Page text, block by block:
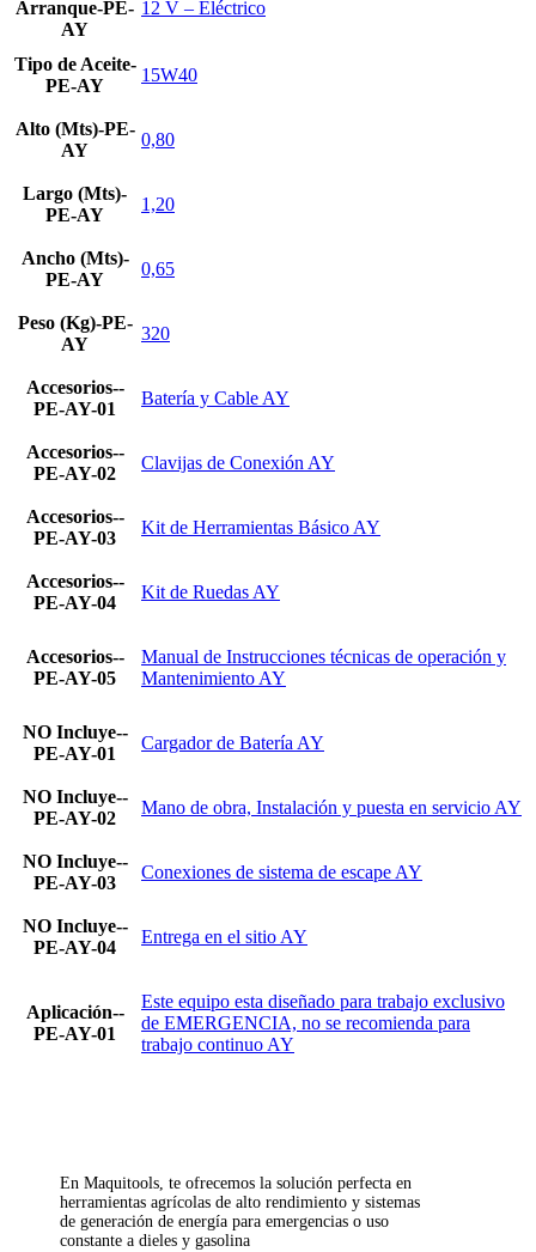
Arranque-PE-
AY
12 V – Eléctrico
Tipo de Aceite-
PE-AY
15W40
Alto (Mts)-PE-
AY
0,80
Largo (Mts)-
PE-AY
1,20
Ancho (Mts)-
PE-AY
0,65
Peso (Kg)-PE-
AY
320
Accesorios--
PE-AY-01
Batería y Cable AY
Accesorios--
PE-AY-02
Clavijas de Conexión AY
Accesorios--
PE-AY-03
Kit de Herramientas Básico AY
Accesorios--
PE-AY-04
Kit de Ruedas AY
Accesorios--
PE-AY-05
Manual de Instrucciones técnicas de operación y
Mantenimiento AY
NO Incluye--
PE-AY-01
Cargador de Batería AY
NO Incluye--
PE-AY-02
Mano de obra, Instalación y puesta en servicio AY
NO Incluye--
PE-AY-03
Conexiones de sistema de escape AY
NO Incluye--
PE-AY-04
Entrega en el sitio AY
Aplicación--
PE-AY-01
Este equipo esta diseñado para trabajo exclusivo
de EMERGENCIA, no se recomienda para
trabajo continuo AY
En Maquitools, te ofrecemos la solución perfecta en
herramientas agrícolas de alto rendimiento y sistemas
de generación de energía para emergencias o uso
constante a dieles y gasolina